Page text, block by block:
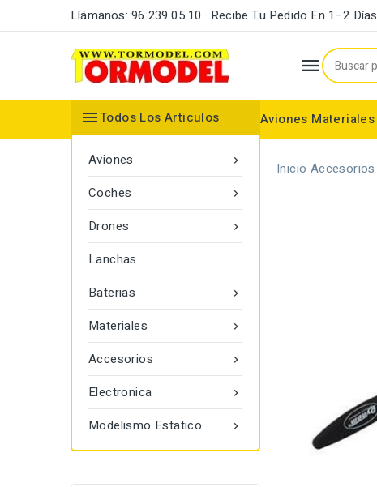
Llámanos: 96 239 05 10 · Recibe Tu Pedido En 1–2 Días

Aviones Materiales
Todos Los Articulos

Aviones

Coches

Drones
Lanchas

Baterias

Materiales

Accesorios

Electronica

Modelismo Estatico
Inicio Accesorios